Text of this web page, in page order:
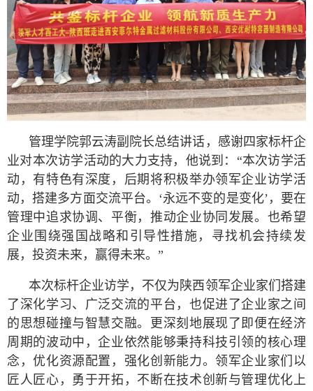
管理学院郭云涛副院长总结讲话，感谢四家标杆企
业对本次访学活动的大力支持，他说到：“本次访学活
动，有特色有深度，后期将积极举办领军企业访学活
动，搭建多方面交流平台。‘永远不变的是变化’，要在
管理中追求协调、平衡，推动企业协同发展。也希望
企业围绕强国战略和引导性措施，寻找机会持续发
展，投资未来，赢得未来。”
本次标杆企业访学，不仅为陕西领军企业家们搭建
了深化学习、广泛交流的平台，也促进了企业家之间
的思想碰撞与智慧交融。更深刻地展现了即便在经济
周期的波动中，企业依然能够秉持科技引领的核心理
念，优化资源配置，强化创新能力。领军企业家们以
匠人匠心，勇于开拓，不断在技术创新与管理优化上